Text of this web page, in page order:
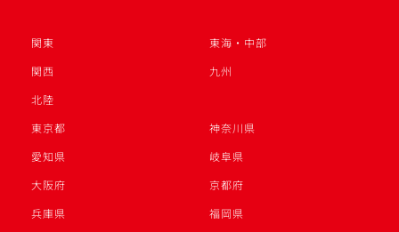
関東
東海・中部
関西
九州
北陸
東京都
神奈川県
愛知県
岐阜県
大阪府
京都府
兵庫県
福岡県